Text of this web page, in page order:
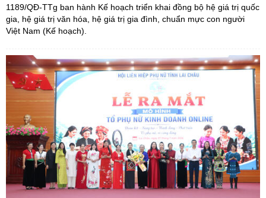
1189/QĐ-TTg ban hành Kế hoạch triển khai đồng bộ hệ giá trị quốc
gia, hệ giá trị văn hóa, hệ giá trị gia đình, chuẩn mực con người
Việt Nam (Kế hoạch).